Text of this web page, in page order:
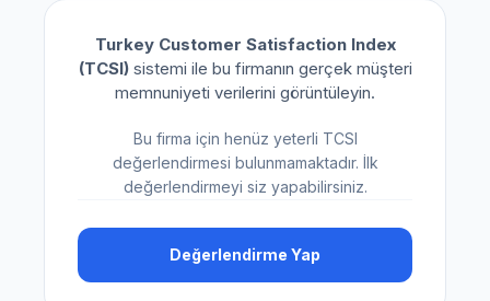
Turkey Customer Satisfaction Index
(TCSI)sistemi ile bu firmanın gerçek müşteri
memnuniyeti verilerini görüntüleyin.
Bu firma için henüz yeterli TCSI
değerlendirmesi bulunmamaktadır. İlk
değerlendirmeyi siz yapabilirsiniz.
Değerlendirme Yap